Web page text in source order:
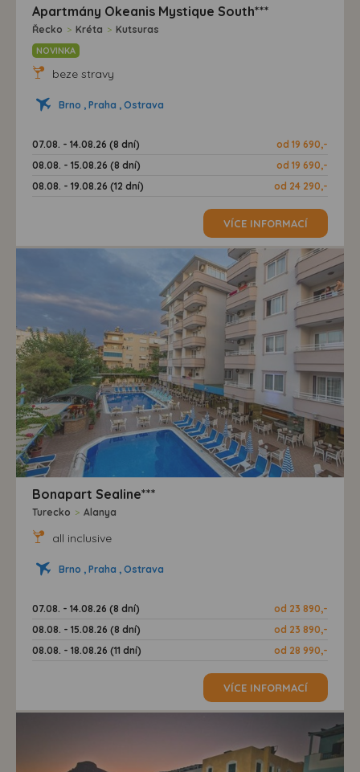
Apartmány Okeanis Mystique South***
Řecko > Kréta > Kutsuras
NOVINKA
beze stravy
Brno , Praha , Ostrava
07.08. - 14.08.26 (8 dní)
od 19 690,-
08.08. - 15.08.26 (8 dní)
od 19 690,-
08.08. - 19.08.26 (12 dní)
od 24 290,-
VÍCE INFORMACÍ
Bonapart Sealine***
Turecko > Alanya
all inclusive
Brno , Praha , Ostrava
07.08. - 14.08.26 (8 dní)
od 23 890,-
08.08. - 15.08.26 (8 dní)
od 23 890,-
08.08. - 18.08.26 (11 dní)
od 28 990,-
VÍCE INFORMACÍ